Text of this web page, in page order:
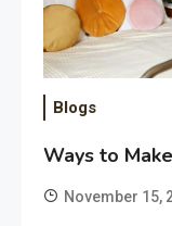
Blogs
Ways to
November 15,